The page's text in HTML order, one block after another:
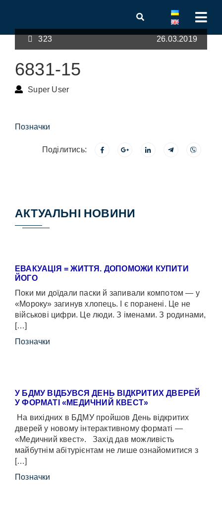
323 26.03.2019
6831-15
Super User
Позначки
Поділитись:
АКТУАЛЬНІ НОВИНИ
ЕВАКУАЦІЯ = ЖИТТЯ. ДОПОМОЖИ КУПИТИ
ЙОГО
Поки ми доїдали паски й запивали компотом — у
«Мороку» загинув хлопець. І є поранені. Це не
військові цифри. Це люди. З іменами. З родинами,
[…]
Позначки
У БДМУ ВІДБУВСЯ ДЕНЬ ВІДКРИТИХ ДВЕРЕЙ
У ФОРМАТІ «МЕДИЧНИЙ КВЕСТ»
На вихідних в БДМУ пройшов День відкритих
дверей у новому інтерактивному форматі —
«Медичний квест». Захід дав можливість
майбутнім абітурієнтам не лише ознайомитися з
[…]
Позначки